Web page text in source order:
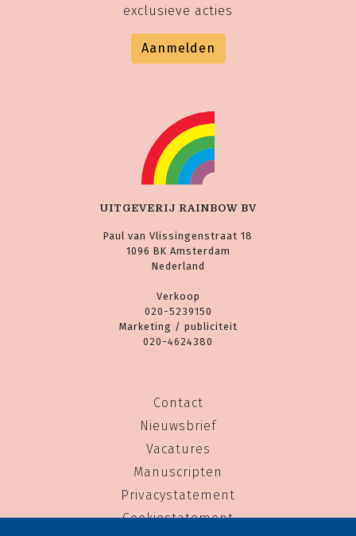
exclusieve acties
Aanmelden
UITGEVERIJ RAINBOW BV
Paul van Vlissingenstraat 18
1096 BK Amsterdam
Nederland
Verkoop
020-5239150
Marketing / publiciteit
020-4624380
Contact
Nieuwsbrief
Vacatures
Manuscripten
Privacystatement
Cookiestatement